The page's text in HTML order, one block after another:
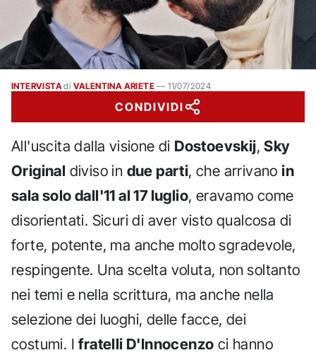
INTERVISTAdi VALENTINA ARIETE —11/07/2024
CONDIVIDI
All'uscita dalla visione di Dostoevskij,Sky
Original diviso in due parti, che arrivanoin
sala solo dall'11 al 17 luglio, eravamo come
disorientati. Sicuri di aver visto qualcosa di
forte, potente, ma anche molto sgradevole,
respingente. Una scelta voluta, non soltanto
nei temi e nella scrittura, ma anche nella
selezione dei luoghi, delle facce, dei
costumi. Ifratelli D'Innocenzo ci hanno